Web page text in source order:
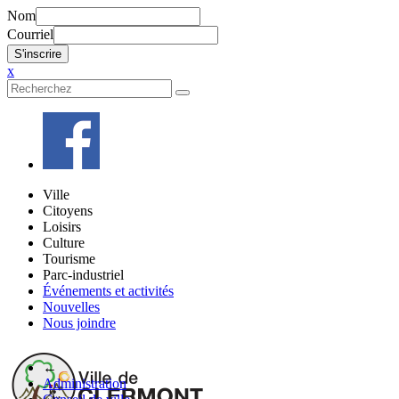
Nom
Courriel
x
Ville
Citoyens
Loisirs
Culture
Tourisme
Parc-industriel
Événements et activités
Nouvelles
Nous joindre
←
Administration